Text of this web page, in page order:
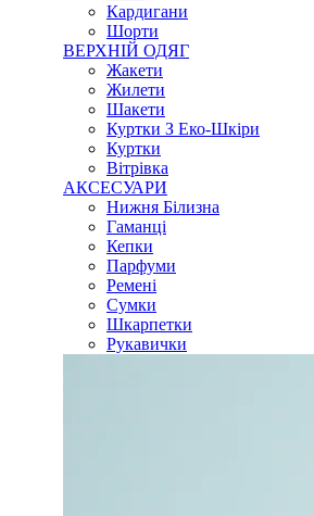
Кардигани
Шорти
ВЕРХНІЙ ОДЯГ
Жакети
Жилети
Шакети
Куртки З Еко-Шкіри
Куртки
Вітрівка
АКСЕСУАРИ
Нижня Білизна
Гаманці
Кепки
Парфуми
Ремені
Сумки
Шкарпетки
Рукавички